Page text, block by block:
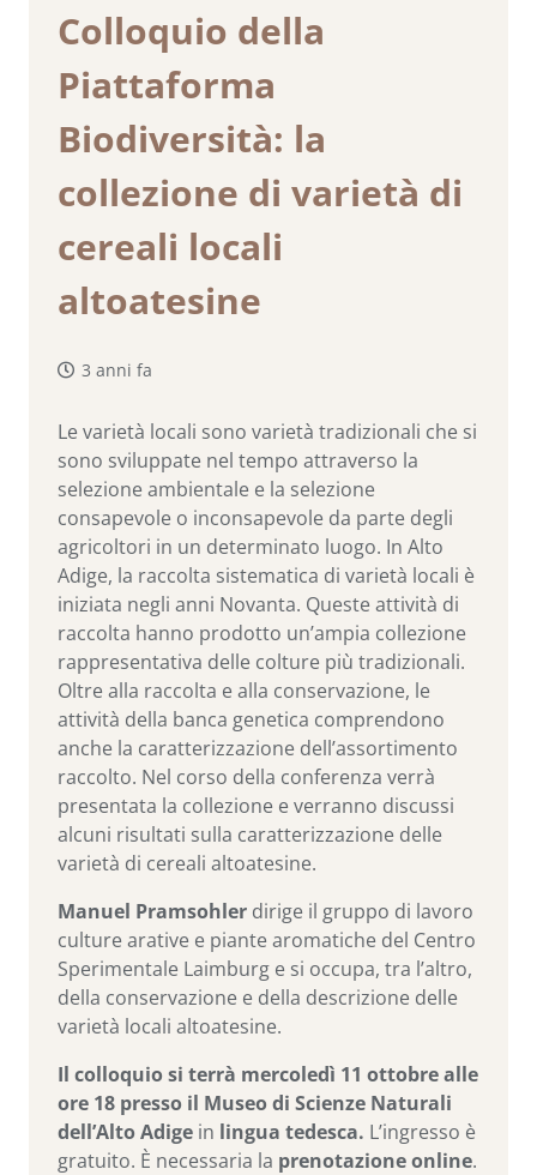
Colloquio della
Piattaforma
Biodiversità: la
collezione di varietà di
cereali locali
altoatesine
3 anni fa
Le varietà locali sono varietà tradizionali che si
sono sviluppate nel tempo attraverso la
selezione ambientale e la selezione
consapevole o inconsapevole da parte degli
agricoltori in un determinato luogo. In Alto
Adige, la raccolta sistematica di varietà locali è
iniziata negli anni Novanta. Queste attività di
raccolta hanno prodotto un’ampia collezione
rappresentativa delle colture più tradizionali.
Oltre alla raccolta e alla conservazione, le
attività della banca genetica comprendono
anche la caratterizzazione dell’assortimento
raccolto. Nel corso della conferenza verrà
presentata la collezione e verranno discussi
alcuni risultati sulla caratterizzazione delle
varietà di cereali altoatesine.
Manuel Pramsohler dirige il gruppo di lavoro
culture arative e piante aromatiche del Centro
Sperimentale Laimburg e si occupa, tra l’altro,
della conservazione e della descrizione delle
varietà locali altoatesine.
Il colloquio si terrà mercoledì 11 ottobre alle
ore 18 presso il Museo di Scienze Naturali
dell’Alto Adige in lingua tedesca. L’ingresso è
gratuito. È necessaria la prenotazione online.